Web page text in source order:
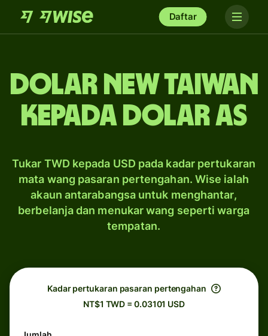
Daftar
dolar New Taiwan
kepada dolar AS
Tukar TWD kepada USD pada kadar pertukaran
mata wang pasaran pertengahan. Wise ialah
akaun antarabangsa untuk menghantar,
berbelanja dan menukar wang seperti warga
tempatan.
Kadar pertukaran pasaran pertengahan
NT$1 TWD = 0.03101 USD